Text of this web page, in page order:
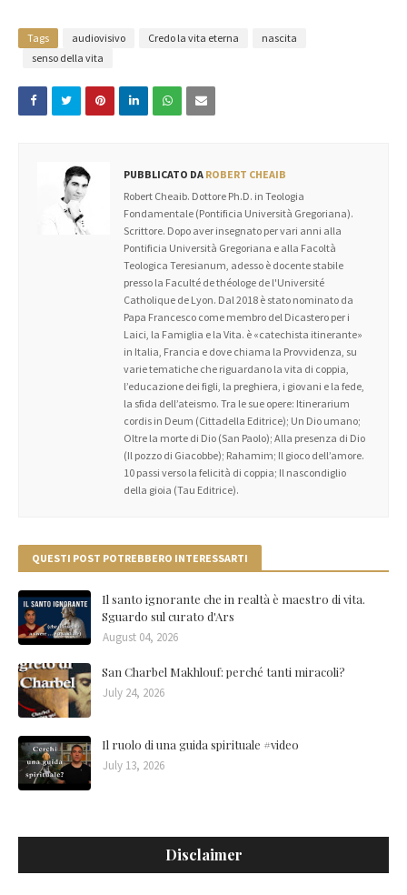
Tags audiovisivo Credo la vita eterna
nascita
senso della vita
PUBBLICATO DA ROBERT CHEAIB
Robert Cheaib. Dottore Ph.D. in Teologia
Fondamentale (Pontificia Università Gregoriana).
Scrittore. Dopo aver insegnato per vari anni alla
Pontificia Università Gregoriana e alla Facoltà
Teologica Teresianum, adesso è docente stabile
presso la Faculté de théologe de l'Université
Catholique de Lyon. Dal 2018 è stato nominato da
Papa Francesco come membro del Dicastero per i
Laici, la Famiglia e la Vita. è «catechista itinerante»
in Italia, Francia e dove chiama la Provvidenza, su
varie tematiche che riguardano la vita di coppia,
l’educazione dei figli, la preghiera, i giovani e la fede,
la sfida dell’ateismo. Tra le sue opere: Itinerarium
cordis in Deum (Cittadella Editrice); Un Dio umano;
Oltre la morte di Dio (San Paolo); Alla presenza di Dio
(Il pozzo di Giacobbe); Rahamim; Il gioco dell’amore.
10 passi verso la felicità di coppia; Il nascondiglio
della gioia (Tau Editrice).
QUESTI POST POTREBBERO INTERESSARTI
Il santo ignorante che in realtà è maestro di vita.
Sguardo sul curato d'Ars
August 04, 2026
San Charbel Makhlouf: perché tanti miracoli?
July 24, 2026
Il ruolo di una guida spirituale #video
July 13, 2026
Disclaimer